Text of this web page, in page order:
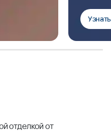
отделкой от